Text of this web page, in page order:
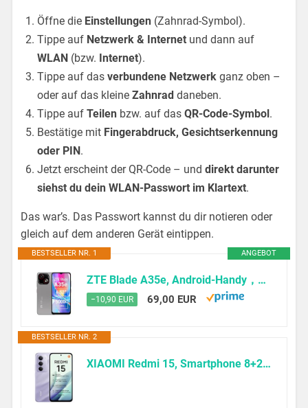
Öffne die Einstellungen (Zahnrad-Symbol).
Tippe auf Netzwerk & Internet und dann auf
WLAN (bzw. Internet).
Tippe auf dasverbundene Netzwerk ganz oben –
oder auf das kleineZahnrad daneben.
Tippe aufTeilen bzw. auf dasQR-Code-Symbol .
Bestätige mit Fingerabdruck, Gesichtserkennung
oder PIN .
Jetzt erscheint der QR-Code – unddirekt darunter
siehst du dein WLAN-Passwort im Klartext.
Das war’s. Das Passwort kannst du dir notieren oder
gleich auf dem anderen Gerät eintippen.
ANGEBOT
BESTSELLER NR. 1
ZTE Blade A35e, Android-Handy，Smartphone ohne Vertrag: 2GB+64GB Speicher, Silvery Gray, 5000 mAh Batterie & 6.52″ HD+Display
−10,90 EUR 69,00 EUR
BESTSELLER NR. 2
XIAOMI Redmi 15, Smartphone 8+256GB, Handy mit Android, 6,9″ FHD+ 144Hz DotDisplay, Snapdragon 685, 50MP KI-Dualkamera, 7000mAh Akku, Sandy Purple